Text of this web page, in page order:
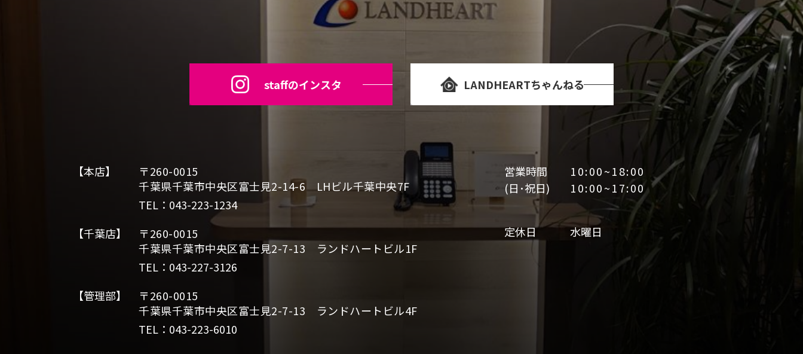
staffのインスタ LANDHEARTちゃんねる
【本店】
〒260-0015
千葉県千葉市中央区富士見2-14-6 LHビル千葉中央7F
TEL：043-223-1234
【千葉店】
〒260-0015
千葉県千葉市中央区富士見2-7-13 ランドハートビル1F
TEL：043-227-3126
【管理部】
〒260-0015
千葉県千葉市中央区富士見2-7-13 ランドハートビル4F
TEL：043-223-6010
営業時間
10:00~18:00
(日･祝日)
10:00~17:00
定休日 水曜日